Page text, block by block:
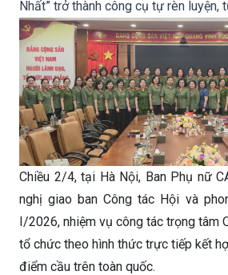
Nhất” trở thành công cụ tự rèn
Chiều 2/4, tại Hà Nội, Ban Phụ nữ
nghị giao ban Công tác Hội và
I/2026, nhiệm vụ công tác trọng tâm
tổ chức theo hình thức trực tiếp kết
điểm cầu trên toàn quốc.